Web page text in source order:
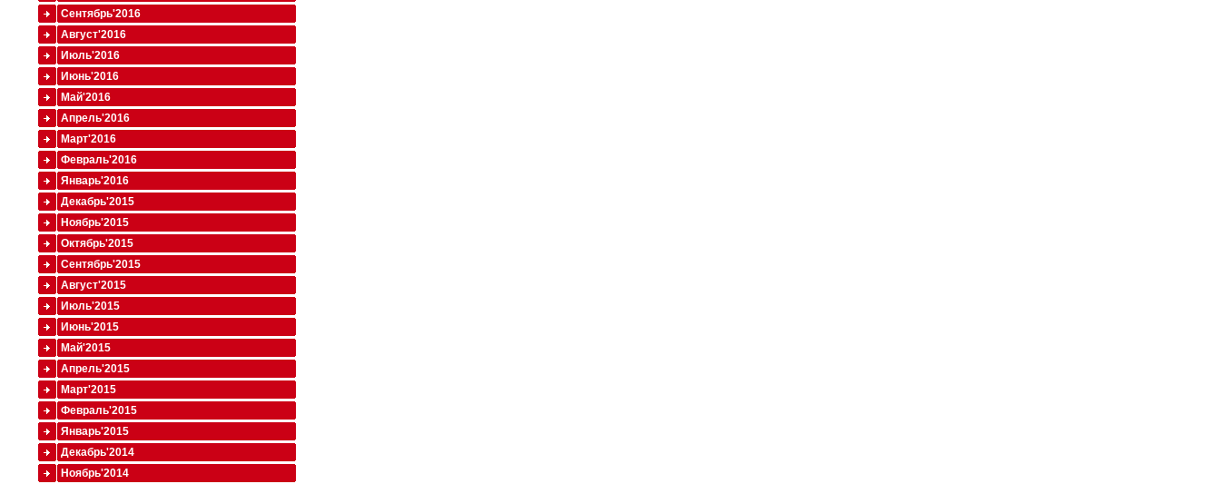
Сентябрь'2016
Август'2016
Июль'2016
Июнь'2016
Май'2016
Апрель'2016
Март'2016
Февраль'2016
Январь'2016
Декабрь'2015
Ноябрь'2015
Октябрь'2015
Сентябрь'2015
Август'2015
Июль'2015
Июнь'2015
Май'2015
Апрель'2015
Март'2015
Февраль'2015
Январь'2015
Декабрь'2014
Ноябрь'2014